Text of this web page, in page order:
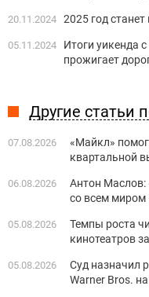
20.11.2024 2025 год
05.11.2024
Итоги уикенда
прожигает
Другие статьи
07.08.2026
«Майкл»
квартальной
06.08.2026
Антон Маслов:
со всем миром
05.08.2026
Темпы роста
кинотеатров
05.08.2026
Суд назначил
Warner Bros.